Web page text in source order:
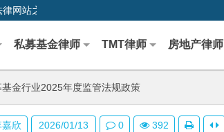
网站之一
私募基金律师 TMT律师 房地产律师
金行业2025年度监管法规政策
欣 2026/01/13 0 392